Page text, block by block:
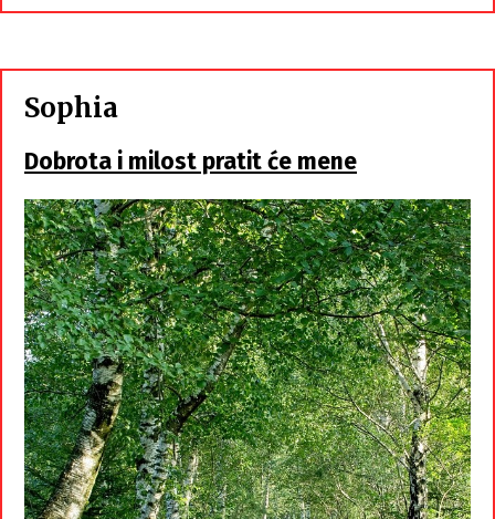
Sophia
Dobrota i milost pratit će mene